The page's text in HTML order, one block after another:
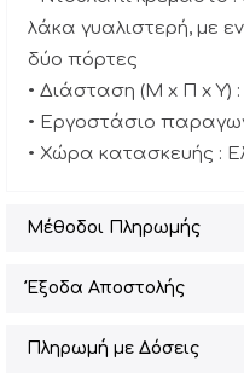
λάκα γυαλιστερή, με
δύο πόρτες
• Διάσταση (Μ x Π x Υ) :
• Εργοστάσιο
• Χώρα κατασκευής :
Μέθοδοι Πληρωμής
Έξοδα Αποστολής
Πληρωμή με Δόσεις